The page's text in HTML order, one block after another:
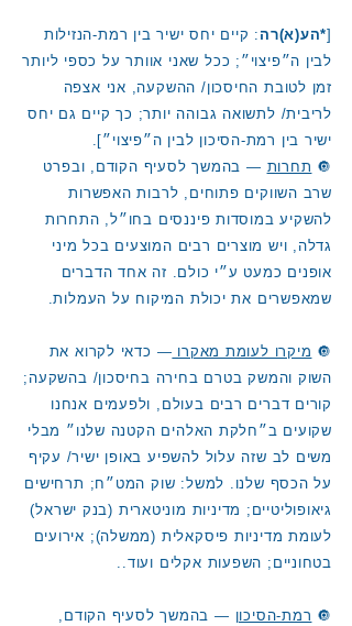
[*הע(א)רה : קיים יחס ישיר בין רמת-הנזילות
לבין ה״פיצוי״; ככל שאני אוותר על כספי ליותר
זמן לטובת החיסכון/ ההשקעה, אני אצפה
לריבית/ לתשואה גבוהה יותר; כך קיים גם יחס
ישיר בין רמת-הסיכון לבין ה״פיצוי״].
🔘 תחרות — בהמשך לסעיף הקודם, ובפרט
שרב השווקים פתוחים, לרבות האפשרות
להשקיע במוסדות פיננסים בחו״ל, התחרות
גדלה, ויש מוצרים רבים המוצעים בכל מיני
אופנים כמעט ע״י כולם. זה אחד הדברים
שמאפשרים את יכולת המיקוח על העמלות.
🔘 מיקרו לעומת מאקרו — כדאי לקרוא את
השוק והמשק בטרם בחירה בחיסכון/ בהשקעה;
קורים דברים רבים בעולם, ולפעמים אנחנו
שקועים ב״חלקת האלהים הקטנה שלנו״ מבלי
משים לב שזה עלול להשפיע באופן ישיר/ עקיף
על הכסף שלנו. למשל: שוק המט״ח; תרחישים
גיאופוליטיים; מדיניות מוניטארית (בנק ישראל)
לעומת מדיניות פיסקאלית (ממשלה); אירועים
בטחוניים; השפעות אקלים ועוד..
🔘 רמת-הסיכון — בהמשך לסעיף הקודם,